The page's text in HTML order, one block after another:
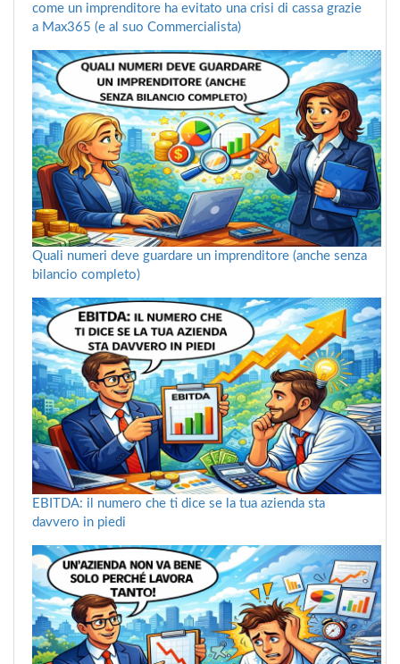
come un imprenditore ha evitato una crisi di cassa grazie
a Max365 (e al suo Commercialista)
Quali numeri deve guardare un imprenditore (anche senza
bilancio completo)
EBITDA: il numero che ti dice se la tua azienda sta
davvero in piedi